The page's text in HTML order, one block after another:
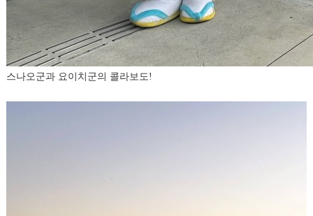
스나오군과 요이치군의 콜라보도!